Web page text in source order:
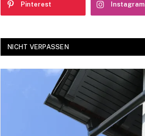
Pinterest Instagram
NICHT VERPASSEN